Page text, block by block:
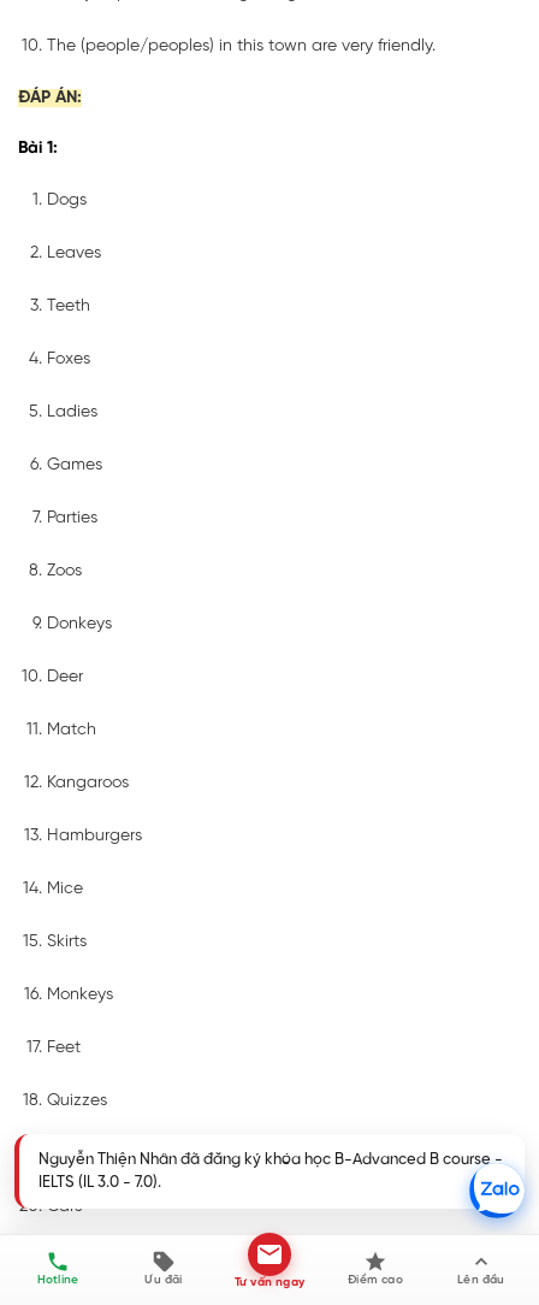
The (people/peoples) in this town are very friendly.
ĐÁP ÁN:
Bài 1:
Dogs
Leaves
Teeth
Foxes
Ladies
Games
Parties
Zoos
Donkeys
Deer
Match
Kangaroos
Hamburgers
Mice
Skirts
Monkeys
Feet
Quizzes
Wolves
Cars
Bài 2:
Hotline Ưu đãi Tư vấn ngay Điểm cao Lên đầu